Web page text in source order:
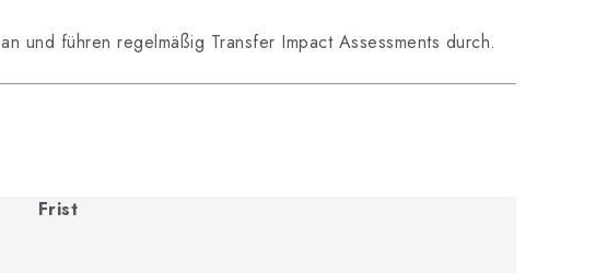
an und führen regelmäßig Transfer Impact Assessments durch.
Frist